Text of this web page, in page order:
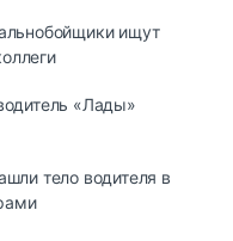
ищут
«Лады»
тело водителя в